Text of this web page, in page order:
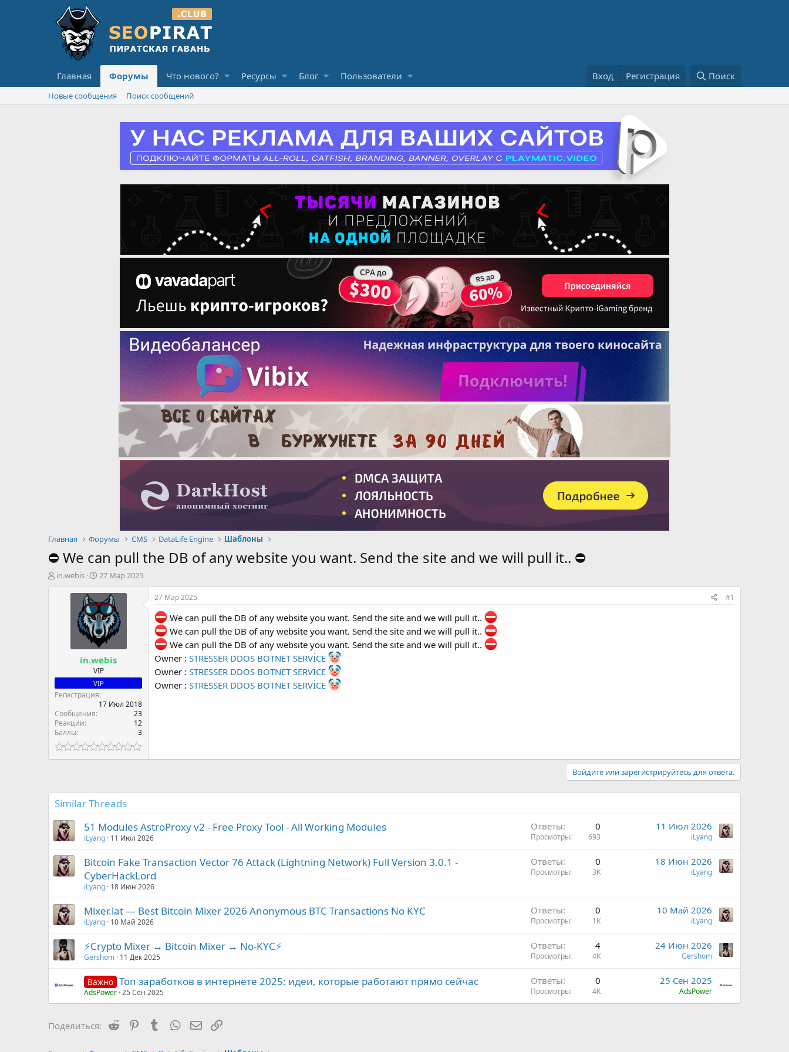
Главная Форумы Что нового? Ресурсы Блог Пользователи Вход Регистрация Поиск
Новые сообщения Поиск сообщений
Главная Форумы CMS DataLife Engine Шаблоны
⛔️ We can pull the DB of any website you want. Send the site and we will pull it.. ⛔️
А
in.webis
Д
т
а
н
а
ч
а
л
а
27 Мар 2025
in.webis
VIP
VIP
Регистрация
17 Июл 2018
Сообщения
23
Реакции
12
Баллы
3
27 Мар 2025 #1
We can pull the DB of any website you want. Send the site and we will pull it..
We can pull the DB of any website you want. Send the site and we will pull it..
We can pull the DB of any website you want. Send the site and we will pull it..
Owner : STRESSER DDOS BOTNET SERVİCE
Owner : STRESSER DDOS BOTNET SERVİCE
Owner : STRESSER DDOS BOTNET SERVİCE
Войдите или зарегистрируйтесь для ответа.
Similar Threads
51 Modules AstroProxy v2 - Free Proxy Tool - All Working Modules
iLyang 11 Июл 2026
Ответы 0
Просмотры 693
11 Июл 2026
iLyang
Bitcoin Fake Transaction Vector 76 Attack (Lightning Network) Full Version 3.0.1 -
CyberHackLord
iLyang 18 Июн 2026
Ответы 0
Просмотры 3K
18 Июн 2026
iLyang
Mixer.lat — Best Bitcoin Mixer 2026 Anonymous BTC Transactions No KYC
iLyang 10 Май 2026
Ответы 0
Просмотры 1K
10 Май 2026
iLyang
⚡Crypto Mixer ↔ Bitcoin Mixer ↔ No-KYC⚡
Gershom 11 Дек 2025
Ответы 4
Просмотры 4K
24 Июн 2026
Gershom
Важно Топ заработков в интернете 2025: идеи, которые работают прямо сейчас
AdsPower 25 Сен 2025
Ответы 0
Просмотры 4K
25 Сен 2025
AdsPower
Поделиться: Reddit PinterestTumblrWhatsAppЭлектронная почта
Ссылка